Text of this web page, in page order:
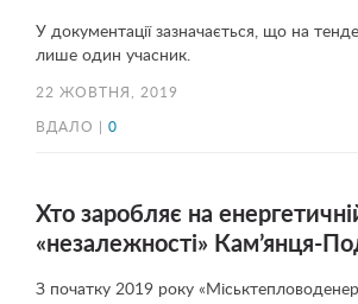
У документації зазначається, що на
лише один учасник.
22 ЖОВТНЯ, 2019
ВДАЛО | 0
Хто заробляє на
«незалежності» Кам’янця-
З початку 2019 року